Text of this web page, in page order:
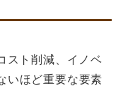
スト削減、イノベ
いほど重要な要素